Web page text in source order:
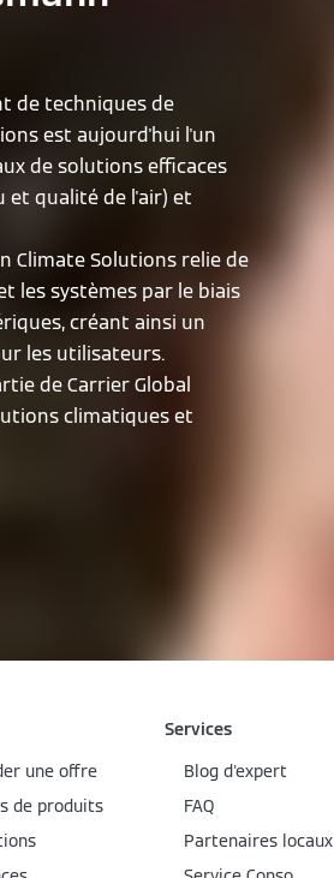
de techniques de
est aujourd'hui l'un
de solutions efficaces
et qualité de l'air) et
Climate Solutions relie de
les systèmes par le biais
créant ainsi un
les utilisateurs.
de Carrier Global
climatiques et
une offre
de produits
Services
Blog d'expert
FAQ
Partenaires locaux